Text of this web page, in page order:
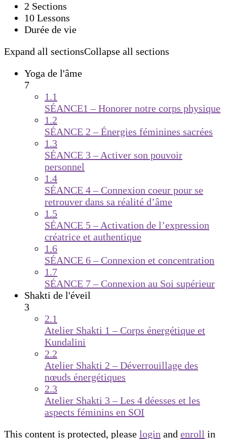
2 Sections
10 Lessons
Durée de vie
Expand all sectionsCollapse all sections
Yoga de l'âme
7
1.1
SÉANCE1 – Honorer notre corps physique
1.2
SÉANCE 2 – Énergies féminines sacrées
1.3
SÉANCE 3 – Activer son pouvoir
personnel
1.4
SÉANCE 4 – Connexion coeur pour se
retrouver dans sa réalité d’âme
1.5
SÉANCE 5 – Activation de l’expression
créatrice et authentique
1.6
SÉANCE 6 – Connexion et concentration
1.7
SÉANCE 7 – Connexion au Soi supérieur
Shakti de l'éveil
3
2.1
Atelier Shakti 1 – Corps énergétique et
Kundalini
2.2
Atelier Shakti 2 – Déverrouillage des
nœuds énergétiques
2.3
Atelier Shakti 3 – Les 4 déesses et les
aspects féminins en SOI
This content is protected, please login and enroll in